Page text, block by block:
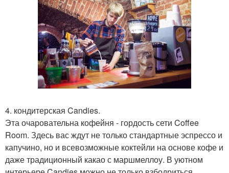
4. кондитерская Candies.
Эта очаровательна кофейня - гордость сети Coffee
Room. Здесь вас ждут не только стандартные эспрессо и
капучино, но и всевозможные коктейли на основе кофе и
даже традиционный какао с маршмеллоу. В уютном